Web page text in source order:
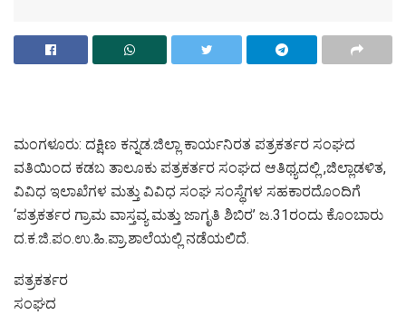
ಮಂಗಳೂರು: ದಕ್ಷಿಣ ಕನ್ನಡ.ಜಿಲ್ಲಾ ಕಾರ್ಯನಿರತ ಪತ್ರಕರ್ತರ ಸಂಘದ
ವತಿಯಿಂದ ಕಡಬ ತಾಲೂಕು ಪತ್ರಕರ್ತರ ಸಂಘದ ಆತಿಥ್ಯದಲ್ಲಿ ,ಜಿಲ್ಲಾಡಳಿತ,
ವಿವಿಧ ಇಲಾಖೆಗಳ ಮತ್ತು ವಿವಿಧ ಸಂಘ ಸಂಸ್ಥೆಗಳ ಸಹಕಾರದೊಂದಿಗೆ
‘ಪತ್ರಕರ್ತರ ಗ್ರಾಮ ವಾಸ್ತವ್ಯ ಮತ್ತು ಜಾಗೃತಿ ಶಿಬಿರ’ ಜ.31ರಂದು ಕೊಂಬಾರು
ದ.ಕ.ಜಿ.ಪಂ.ಉ.ಹಿ.ಪ್ರಾ.ಶಾಲೆಯಲ್ಲಿ ನಡೆಯಲಿದೆ.
ಪತ್ರಕರ್ತರ
ಸಂಘದ